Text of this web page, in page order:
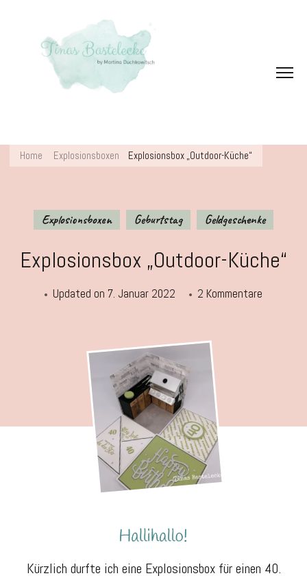
Home Explosionsboxen Explosionsbox „Outdoor-Küche“
Explosionsboxen Geburtstag Geldgeschenke
Explosionsbox „Outdoor-Küche“
Updated on 7. Januar 2022 2 Kommentare
Kürzlich durfte ich eine Explosionsbox für einen 40.